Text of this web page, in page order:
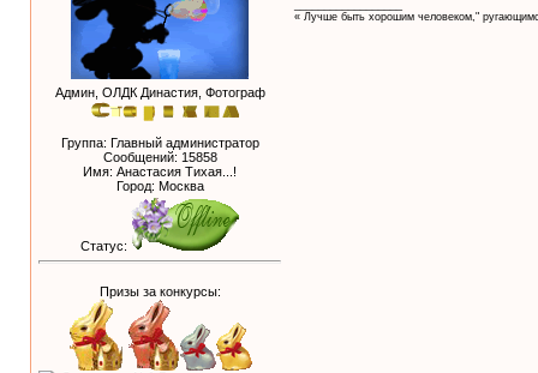
Админ, ОЛДК Династия, Фотограф
Группа: Главный администратор
Сообщений: 15858
Имя: Анастасия Тихая...!
Город: Москва
Статус:
Призы за конкурсы:
« Лучше быть хорошим человеком,"